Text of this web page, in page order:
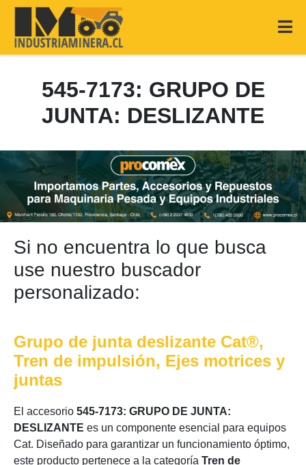
545-7173: GRUPO DE
JUNTA: DESLIZANTE
Si no encuentra lo que busca
use nuestro buscador
personalizado:
Grupo de junta deslizante Cat®,
Tren de impulsión, Ejes motrices y
juntas
El accesorio 545-7173: GRUPO DE JUNTA:
DESLIZANTE es un componente esencial para equipos
Cat. Diseñado para garantizar un funcionamiento óptimo,
este producto pertenece a la categoría Tren de